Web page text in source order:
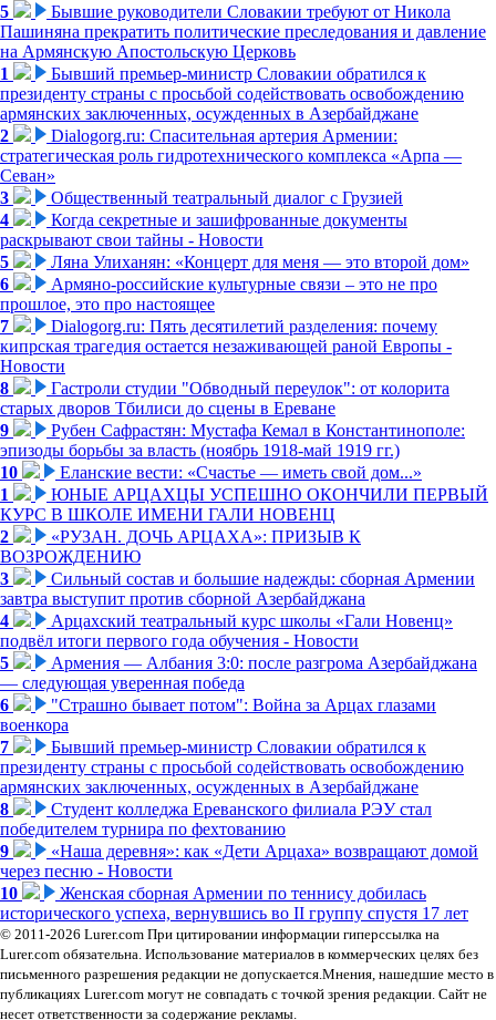
5
Бывшие руководители Словакии требуют от Никола
Пашиняна прекратить политические преследования и давление
на Армянскую Апостольскую Церковь
1
Бывший премьер-министр Словакии обратился к
президенту страны с просьбой содействовать освобождению
армянских заключенных, осужденных в Азербайджане
2
Dialogorg.ru: Спасительная артерия Армении:
стратегическая роль гидротехнического комплекса «Арпа —
Севан»
3
Общественный театральный диалог с Грузией
4
Когда секретные и зашифрованные документы
раскрывают свои тайны - Новости
5
Ляна Улиханян: «Концерт для меня — это второй дом»
6
Армяно-российские культурные связи – это не про
прошлое, это про настоящее
7
Dialogorg.ru: Пять десятилетий разделения: почему
кипрская трагедия остается незаживающей раной Европы -
Новости
8
Гастроли студии "Обводный переулок": от колорита
старых дворов Тбилиси до сцены в Ереване
9
Рубен Сафрастян: Мустафа Кемал в Константинополе:
эпизоды борьбы за власть (ноябрь 1918-май 1919 гг.)
10
Еланские вести: «Счастье — иметь свой дом...»
1
ЮНЫЕ АРЦАХЦЫ УСПЕШНО ОКОНЧИЛИ ПЕРВЫЙ
КУРС В ШКОЛЕ ИМЕНИ ГАЛИ НОВЕНЦ
2
«РУЗАН. ДОЧЬ АРЦАХА»: ПРИЗЫВ К
ВОЗРОЖДЕНИЮ
3
Сильный состав и большие надежды: сборная Армении
завтра выступит против сборной Азербайджана
4
Арцахский театральный курс школы «Гали Новенц»
подвёл итоги первого года обучения - Новости
5
Армения — Албания 3:0: после разгрома Азербайджана
— следующая уверенная победа
6
"Страшно бывает потом": Война за Арцах глазами
военкора
7
Бывший премьер-министр Словакии обратился к
президенту страны с просьбой содействовать освобождению
армянских заключенных, осужденных в Азербайджане
8
Студент колледжа Ереванского филиала РЭУ стал
победителем турнира по фехтованию
9
«Наша деревня»: как «Дети Арцаха» возвращают домой
через песню - Новости
10
Женская сборная Армении по теннису добилась
исторического успеха, вернувшись во II группу спустя 17 лет
© 2011-2026 Lurer.com При цитировании информации гиперссылка на
Lurer.com обязательна. Использование материалов в коммерческих целях без
письменного разрешения редакции не допускается.Мнения, нашедшие место в
публикациях Lurer.com могут не совпадать с точкой зрения редакции. Сайт не
несет ответственности за содержание рекламы.